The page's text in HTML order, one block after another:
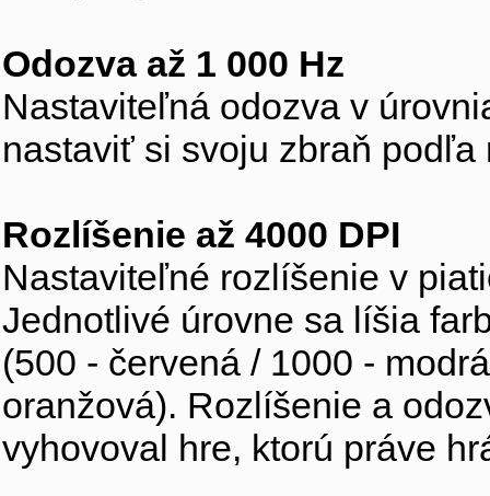
Odozva až 1 000 Hz
Nastaviteľná odozva v
nastaviť si svoju zbraň
Rozlíšenie až 4000 DPI
Nastaviteľné rozlíšenie v
Jednotlivé úrovne sa líšia
(500 - červená / 1000 -
oranžová). Rozlíšenie a
vyhovoval hre, ktorú práve